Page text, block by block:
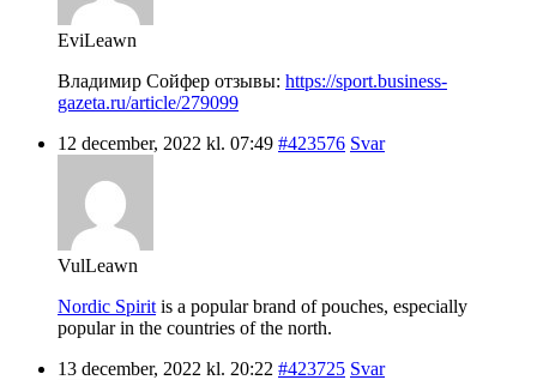
EviLeawn
Владимир Сойфер отзывы: https://sport.business-
gazeta.ru/article/279099
12 december, 2022 kl. 07:49 #423576 Svar
VulLeawn
Nordic Spirit is a popular brand of pouches, especially
popular in the countries of the north.
13 december, 2022 kl. 20:22 #423725 Svar